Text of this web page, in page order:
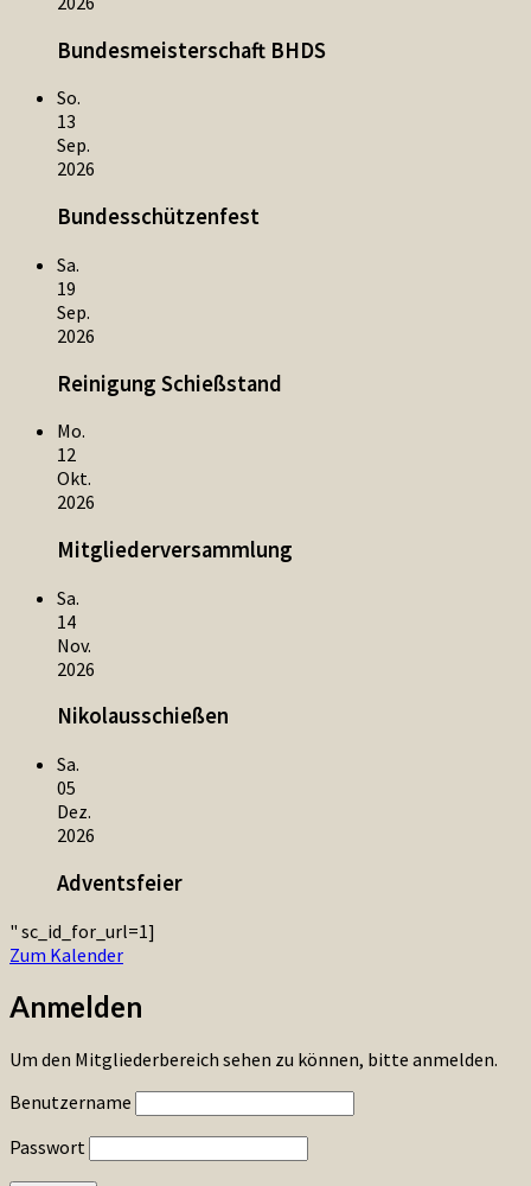
Bundesmeisterschaft BHDS
So.
13
Sep.
2026
Bundesschützenfest
Sa.
19
Sep.
2026
Reinigung Schießstand
Mo.
12
Okt.
2026
Mitgliederversammlung
Sa.
14
Nov.
2026
Nikolausschießen
Sa.
05
Dez.
2026
Adventsfeier
" sc_id_for_url=1]
Zum Kalender
Anmelden
Um den Mitgliederbereich sehen zu können, bitte anmelden.
Benutzername
Passwort